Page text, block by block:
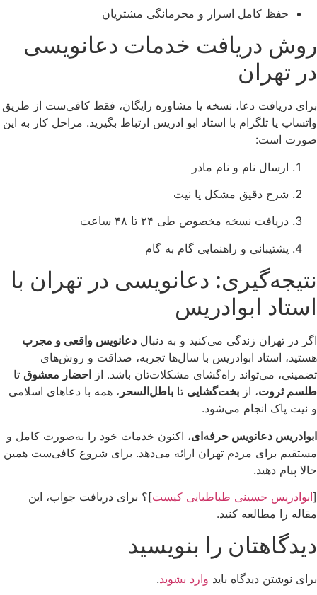
حفظ کامل اسرار و محرمانگی مشتریان
روش دریافت خدمات دعانویسی
در تهران
برای دریافت دعا، نسخه یا مشاوره رایگان، فقط کافی‌ست از طریق
واتساپ یا تلگرام با استاد ابو ادریس ارتباط بگیرید. مراحل کار به این
صورت است:
ارسال نام و نام مادر
شرح دقیق مشکل یا نیت
دریافت نسخه مخصوص طی ۲۴ تا ۴۸ ساعت
پشتیبانی و راهنمایی گام به گام
نتیجه‌گیری: دعانویسی در تهران با
استاد ابوادریس
اگر در تهران زندگی می‌کنید و به دنبال دعانویس واقعی و مجرب
هستید، استاد ابوادریس با سال‌ها تجربه، صداقت و روش‌های
تضمینی، می‌تواند راه‌گشای مشکلات‌تان باشد. از احضار معشوق تا
طلسم ثروت، از بخت‌گشایی تا باطل‌السحر ، همه با دعاهای اسلامی
و نیت پاک انجام می‌شود.
ابوادریس دعانویس حرفه‌ای، اکنون خدمات خود را به‌صورت کامل و
مستقیم برای مردم تهران ارائه می‌دهد. برای شروع کافی‌ست همین
حالا پیام دهید.
[ابوادریس حسینی طباطبایی کیست]؟ برای دریافت جواب، این
مقاله را مطالعه کنید.
دیدگاهتان را بنویسید
برای نوشتن دیدگاه باید وارد بشوید.